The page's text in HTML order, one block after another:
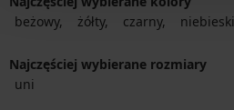
beżowy
żółty czarny niebieski
Najczęściej wybierane rozmiary
uni